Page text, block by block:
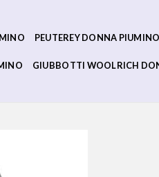
PEUTEREY DONNA PIUMINO
GIUBBOTTI WOOLRICH